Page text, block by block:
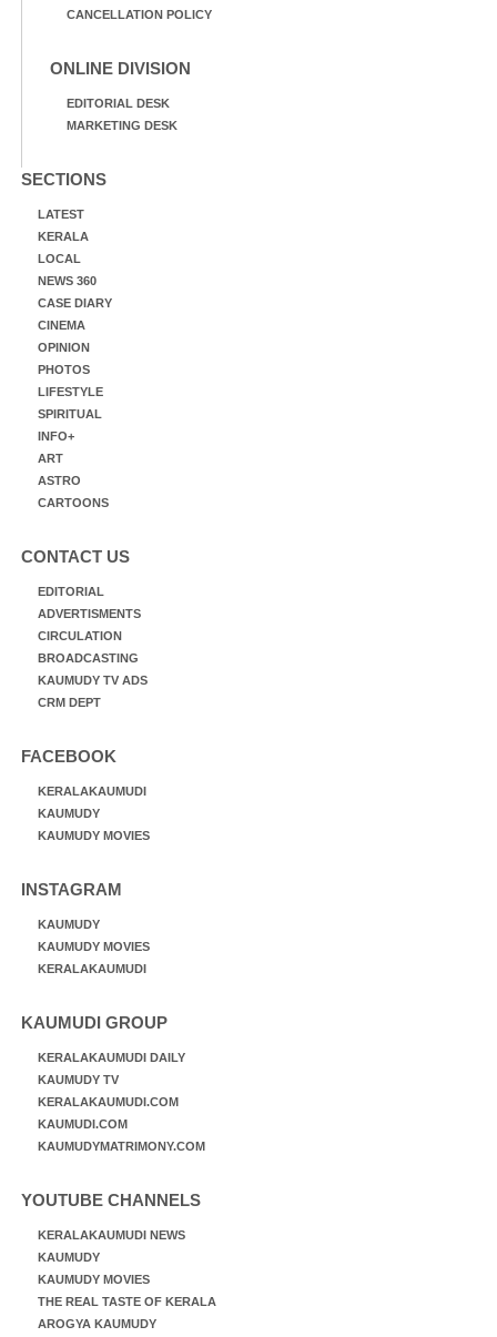
CANCELLATION POLICY
ONLINE DIVISION
EDITORIAL DESK
MARKETING DESK
SECTIONS
LATEST
KERALA
LOCAL
NEWS 360
CASE DIARY
CINEMA
OPINION
PHOTOS
LIFESTYLE
SPIRITUAL
INFO+
ART
ASTRO
CARTOONS
CONTACT US
EDITORIAL
ADVERTISMENTS
CIRCULATION
BROADCASTING
KAUMUDY TV ADS
CRM DEPT
FACEBOOK
KERALAKAUMUDI
KAUMUDY
KAUMUDY MOVIES
INSTAGRAM
KAUMUDY
KAUMUDY MOVIES
KERALAKAUMUDI
KAUMUDI GROUP
KERALAKAUMUDI DAILY
KAUMUDY TV
KERALAKAUMUDI.COM
KAUMUDI.COM
KAUMUDYMATRIMONY.COM
YOUTUBE CHANNELS
KERALAKAUMUDI NEWS
KAUMUDY
KAUMUDY MOVIES
THE REAL TASTE OF KERALA
AROGYA KAUMUDY